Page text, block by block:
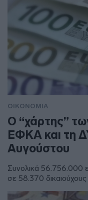
ΟΙΚΟΝΟΜΙΑ
Ο “χάρτης”
ΕΦΚΑ και τη
Αυγούστου
Συνολικά 56.756.000
σε 58.370 δικαιούχους